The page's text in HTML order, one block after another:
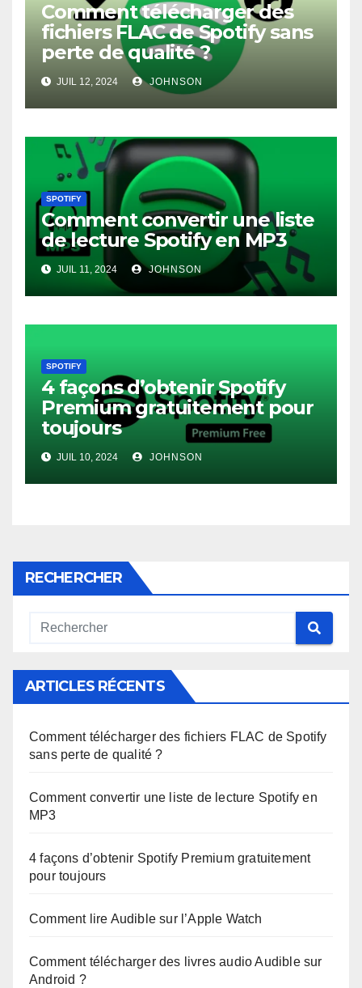
Comment télécharger des
fichiers FLAC de Spotify sans
perte de qualité ?
JUIL 12, 2024 JOHNSON
SPOTIFY
Comment convertir une liste
de lecture Spotify en MP3
JUIL 11, 2024 JOHNSON
SPOTIFY
4 façons d’obtenir Spotify
Premium gratuitement pour
toujours
JUIL 10, 2024 JOHNSON
RECHERCHER
ARTICLES RÉCENTS
Comment télécharger des fichiers FLAC de Spotify
sans perte de qualité ?
Comment convertir une liste de lecture Spotify en
MP3
4 façons d’obtenir Spotify Premium gratuitement
pour toujours
Comment lire Audible sur l’Apple Watch
Comment télécharger des livres audio Audible sur
Android ?